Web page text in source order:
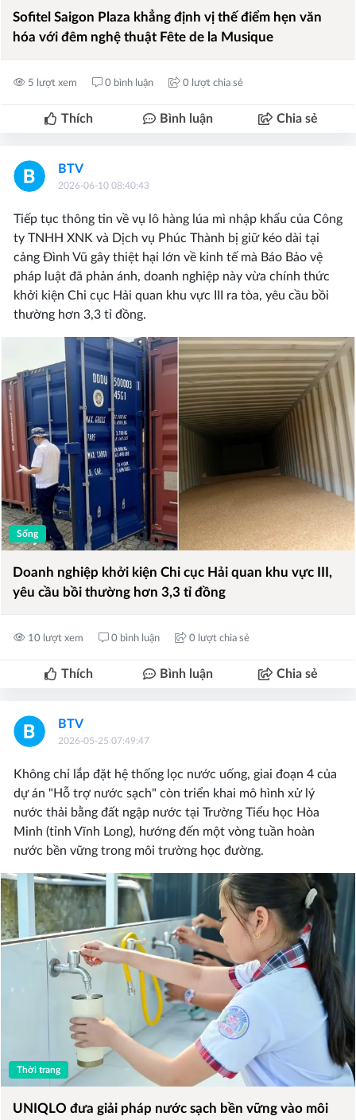
Sofitel Saigon Plaza khẳng định vị thế điểm hẹn văn
hóa với đêm nghệ thuật Fête de la Musique
5 lượt xem 0 bình luận 0 lượt chia sẻ
Thích Bình luận Chia sẻ
BTV
2026-06-10 08:40:43
Tiếp tục thông tin về vụ lô hàng lúa mì nhập khẩu của Công
ty TNHH XNK và Dịch vụ Phúc Thành bị giữ kéo dài tại
cảng Đình Vũ gây thiệt hại lớn về kinh tế mà Báo Bảo vệ
pháp luật đã phản ánh, doanh nghiệp này vừa chính thức
khởi kiện Chi cục Hải quan khu vực III ra tòa, yêu cầu bồi
thường hơn 3,3 tỉ đồng.
Sống
Doanh nghiệp khởi kiện Chi cục Hải quan khu vực III,
yêu cầu bồi thường hơn 3,3 tỉ đồng
10 lượt xem 0 bình luận 0 lượt chia sẻ
Thích Bình luận Chia sẻ
BTV
2026-05-25 07:49:47
Không chỉ lắp đặt hệ thống lọc nước uống, giai đoạn 4 của
dự án "Hỗ trợ nước sạch" còn triển khai mô hình xử lý
nước thải bằng đất ngập nước tại Trường Tiểu học Hòa
Minh (tỉnh Vĩnh Long), hướng đến một vòng tuần hoàn
nước bền vững trong môi trường học đường.
Thời trang
UNIQLO đưa giải pháp nước sạch bền vững vào môi